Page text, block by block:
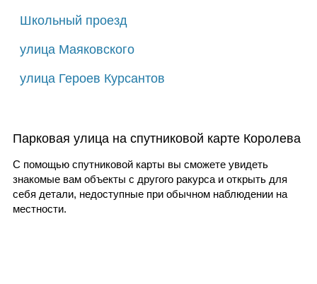
Школьный проезд
улица Маяковского
улица Героев Курсантов
Парковая улица на спутниковой карте Королева
С помощью спутниковой карты вы сможете увидеть
знакомые вам объекты с другого ракурса и открыть для
себя детали, недоступные при обычном наблюдении на
местности.